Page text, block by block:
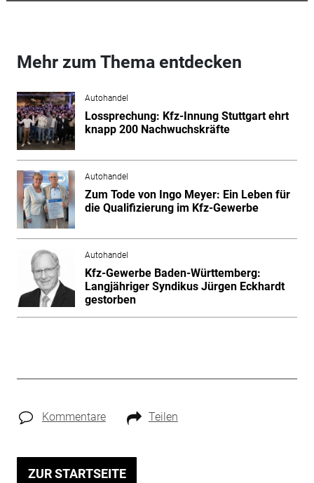
Mehr zum Thema entdecken
Autohandel
Lossprechung: Kfz-Innung Stuttgart ehrt
knapp 200 Nachwuchskräfte
Autohandel
Zum Tode von Ingo Meyer: Ein Leben für
die Qualifizierung im Kfz-Gewerbe
Autohandel
Kfz-Gewerbe Baden-Württemberg:
Langjähriger Syndikus Jürgen Eckhardt
gestorben
Kommentare Teilen
ZUR STARTSEITE